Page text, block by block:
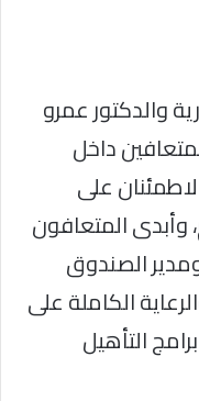
والدكتور عمرو
داخل
على
المتعافون
الصندوق
الكاملة على
التأهيل